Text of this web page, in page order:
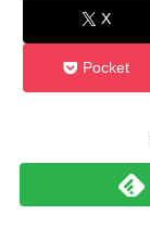
X
Pocket